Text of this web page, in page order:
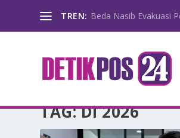
TREN: Beda Nasib Evakuasi
TAG:DI 2026